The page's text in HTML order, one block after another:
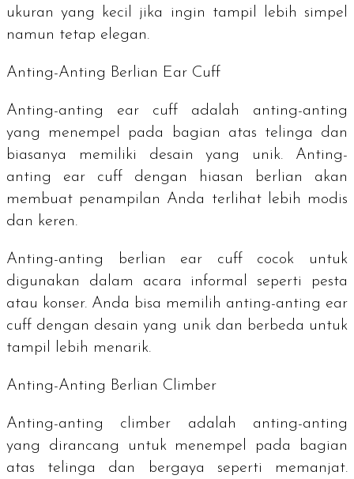
ukuran yang kecil jika ingin tampil lebih simpel
namun tetap elegan.
Anting-Anting Berlian Ear Cuff
Anting-anting ear cuff adalah anting-anting
yang menempel pada bagian atas telinga dan
biasanya memiliki desain yang unik. Anting-
anting ear cuff dengan hiasan berlian akan
membuat penampilan Anda terlihat lebih modis
dan keren.
Anting-anting berlian ear cuffcocok untuk
digunakan dalam acara informal seperti pesta
atau konser. Anda bisa memilih anting-anting ear
cuff dengan desain yang unik dan berbeda untuk
tampil lebih menarik.
Anting-Anting Berlian Climber
Anting-anting climber adalah anting-anting
yang dirancang untuk menempel pada bagian
atas telinga dan bergaya seperti memanjat.